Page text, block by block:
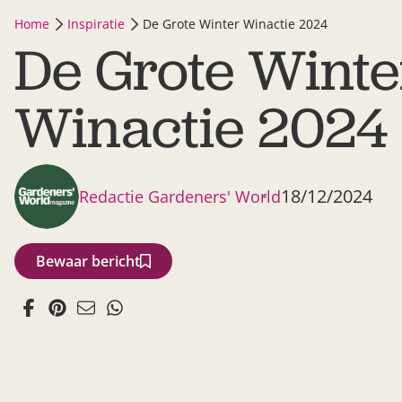
Home Inspiratie De Grote Winter Winactie 2024
De Grote
Winactie 2024
Redactie Gardeners' World18/12/2024
Bewaar bericht